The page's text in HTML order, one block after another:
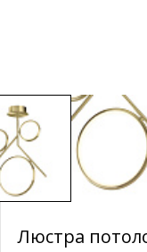
Люстра